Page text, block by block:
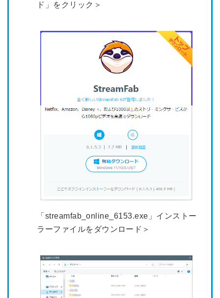
ド」をクリック＞
「streamfab_online_6153.exe」インストー
ラーファイルをダウンロード＞